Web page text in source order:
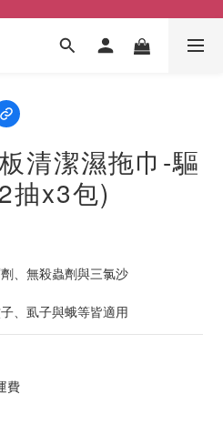
清潔濕拖巾-驅
抽x3包)
、無殺蟲劑與三氯沙
、虱子與蛾等皆適用
費